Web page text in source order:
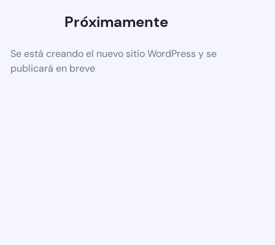
Próximamente
Se está creando el nuevo sitio WordPress y se
publicará en breve